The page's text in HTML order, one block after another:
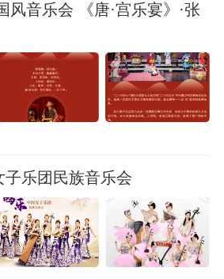
风音乐会 《唐·宫乐宴》·张
乐团民族音乐会